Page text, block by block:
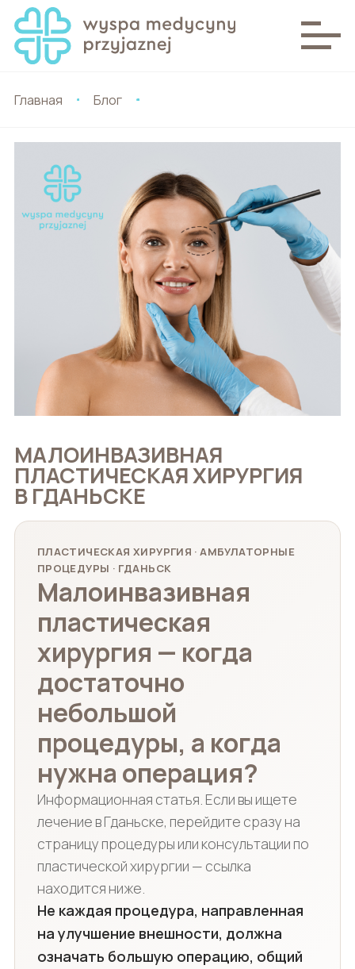
Главная Блог
МАЛОИНВАЗИВНАЯ
ПЛАСТИЧЕСКАЯ ХИРУРГИЯ
В ГДАНЬСКЕ
ПЛАСТИЧЕСКАЯ ХИРУРГИЯ · АМБУЛАТОРНЫЕ
ПРОЦЕДУРЫ · ГДАНЬСК
Малоинвазивная
пластическая
хирургия — когда
достаточно
небольшой
процедуры, а когда
нужна операция?
Информационная статья. Если вы ищете
лечение в Гданьске, перейдите сразу на
страницу процедуры или консультации по
пластической хирургии — ссылка
находится ниже.
Не каждая процедура, направленная
на улучшение внешности, должна
означать большую операцию, общий